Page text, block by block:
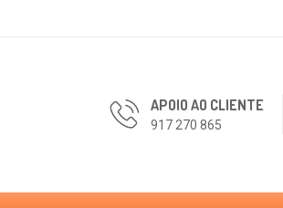
APOIO AO CLIENTE
917 270 865